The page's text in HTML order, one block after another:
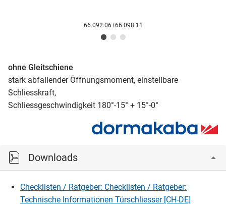
66.092.06+66.098.11
ohne Gleitschiene
stark abfallender Öffnungsmoment, einstellbare
Schliesskraft,
Schliessgeschwindigkeit 180°-15° + 15°-0°
Downloads
Checklisten / Ratgeber: Checklisten / Ratgeber:
Technische Informationen Türschliesser [CH-DE]